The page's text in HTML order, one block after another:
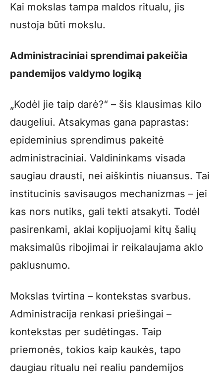
Kai mokslas tampa maldos ritualu, jis
nustoja būti mokslu.
Administraciniai sprendimai pakeičia
pandemijos valdymo logiką
„Kodėl jie taip darė?“ – šis klausimas kilo
daugeliui. Atsakymas gana paprastas:
epideminius sprendimus pakeitė
administraciniai. Valdininkams visada
saugiau drausti, nei aiškintis niuansus. Tai
institucinis savisaugos mechanizmas – jei
kas nors nutiks, gali tekti atsakyti. Todėl
pasirenkami, aklai kopijuojami kitų šalių
maksimalūs ribojimai ir reikalaujama aklo
paklusnumo.
Mokslas tvirtina – kontekstas svarbus.
Administracija renkasi priešingai –
kontekstas per sudėtingas. Taip
priemonės, tokios kaip kaukės, tapo
daugiau ritualu nei realiu pandemijos